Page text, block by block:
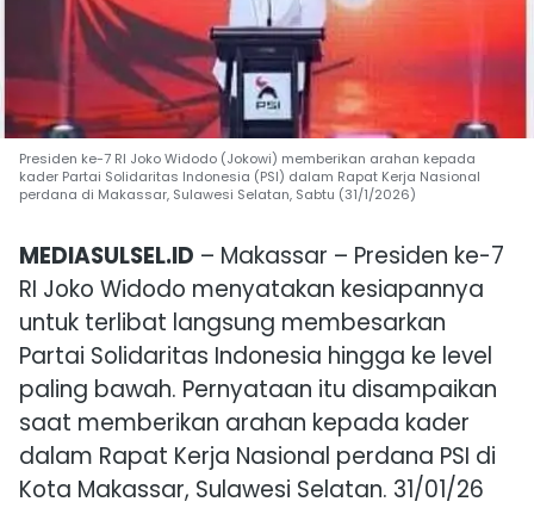
Presiden ke-7 RI Joko Widodo (Jokowi) memberikan arahan kepada
kader Partai Solidaritas Indonesia (PSI) dalam Rapat Kerja Nasional
perdana di Makassar, Sulawesi Selatan, Sabtu (31/1/2026)
MEDIASULSEL.ID – Makassar – Presiden ke-7
RI Joko Widodo menyatakan kesiapannya
untuk terlibat langsung membesarkan
Partai Solidaritas Indonesia hingga ke level
paling bawah. Pernyataan itu disampaikan
saat memberikan arahan kepada kader
dalam Rapat Kerja Nasional perdana PSI di
Kota Makassar, Sulawesi Selatan. 31/01/26